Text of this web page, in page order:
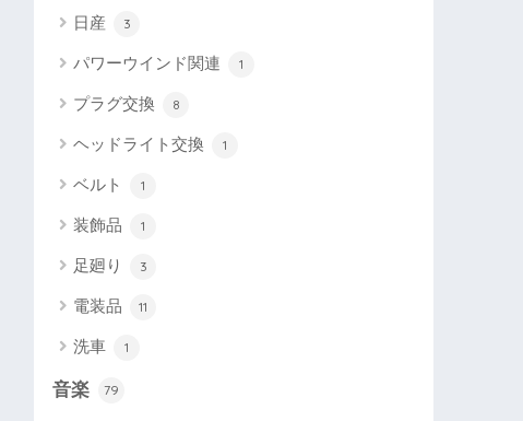
日産 3
パワーウインド関連 1
プラグ交換 8
ヘッドライト交換 1
ベルト 1
装飾品 1
足廻り 3
電装品 11
洗車 1
音楽 79